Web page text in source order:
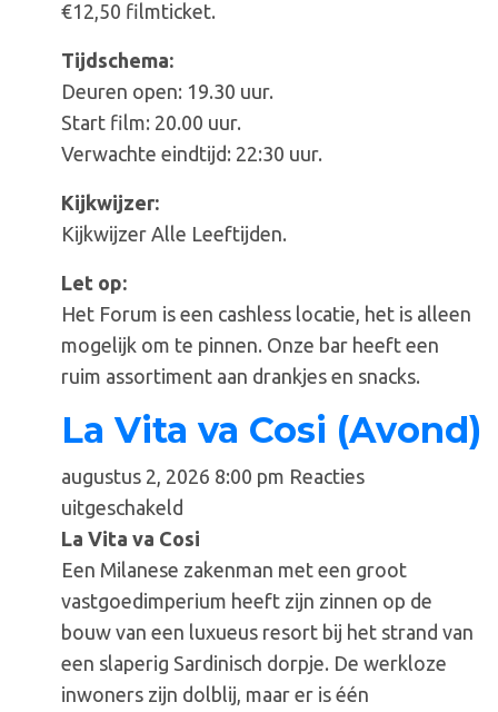
€12,50 filmticket.
Tijdschema:
Deuren open: 19.30 uur.
Start film: 20.00 uur.
Verwachte eindtijd: 22:30 uur.
Kijkwijzer:
Kijkwijzer Alle Leeftijden.
Let op:
Het Forum is een cashless locatie, het is alleen
mogelijk om te pinnen. Onze bar heeft een
ruim assortiment aan drankjes en snacks.
La Vita va Cosi (Avond)
augustus 2, 2026 8:00 pm Reacties
uitgeschakeld
La
Vita
va
Cosi
(Avond)
La Vita va Cosi
Een Milanese zakenman met een groot
vastgoedimperium heeft zijn zinnen op de
bouw van een luxueus resort bij het strand van
een slaperig Sardinisch dorpje. De werkloze
inwoners zijn dolblij, maar er is één